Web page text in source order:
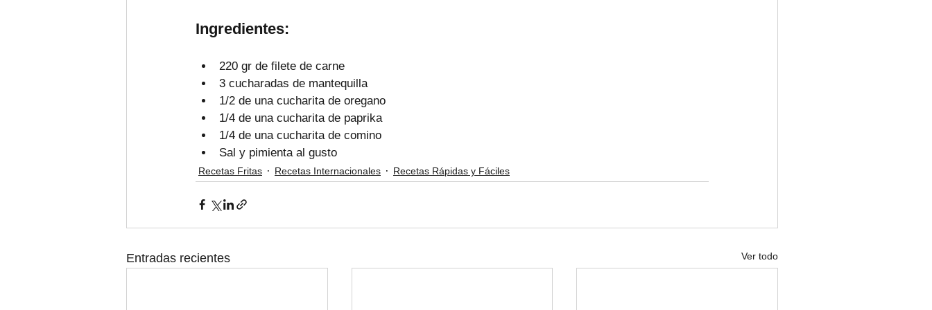
Ingredientes:
220 gr de filete de carne
3 cucharadas de mantequilla
1/2 de una cucharita de oregano
1/4 de una cucharita de paprika
1/4 de una cucharita de comino
Sal y pimienta al gusto
Recetas Fritas Recetas Internacionales Recetas Rápidas y Fáciles
Entradas recientes Ver todo